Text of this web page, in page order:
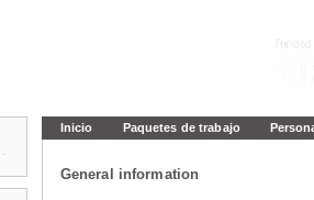
Inicio Paquetes de trabajo
General information